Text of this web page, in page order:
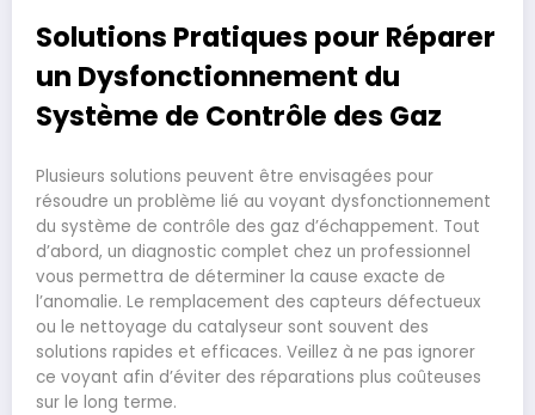
Solutions Pratiques pour Réparer
un Dysfonctionnement du
Système de Contrôle des Gaz
Plusieurs solutions peuvent être envisagées pour
résoudre un problème lié au voyant dysfonctionnement
du système de contrôle des gaz d’échappement. Tout
d’abord, un diagnostic complet chez un professionnel
vous permettra de déterminer la cause exacte de
l’anomalie. Le remplacement des capteurs défectueux
ou le nettoyage du catalyseur sont souvent des
solutions rapides et efficaces. Veillez à ne pas ignorer
ce voyant afin d’éviter des réparations plus coûteuses
sur le long terme.